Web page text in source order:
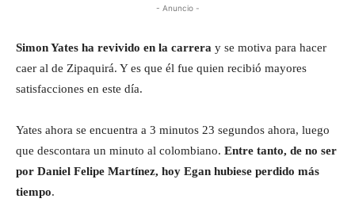
- Anuncio -
Simon Yates ha revivido en la carrera y se motiva para hacer
caer al de Zipaquirá. Y es que él fue quien recibió mayores
satisfacciones en este día.
Yates ahora se encuentra a 3 minutos 23 segundos ahora, luego
que descontara un minuto al colombiano. Entre tanto, de no ser
por Daniel Felipe Martínez, hoy Egan hubiese perdido más
tiempo.